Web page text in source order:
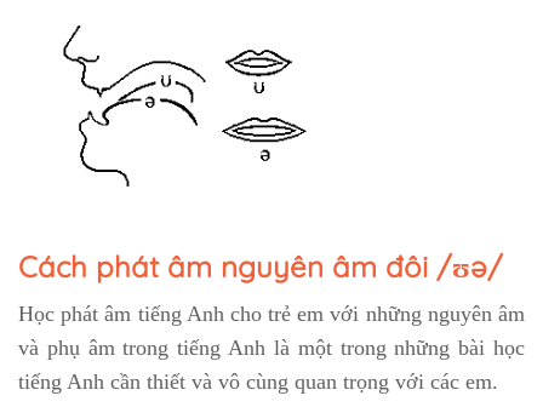
Cách phát âm nguyên âm đôi /ʊə/
Học phát âm tiếng Anh cho trẻ em với những nguyên âm
và phụ âm trong tiếng Anh là một trong những bài học
tiếng Anh cần thiết và vô cùng quan trọng với các em.